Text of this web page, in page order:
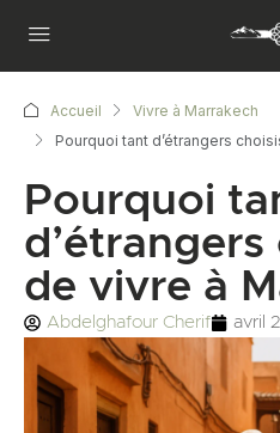
Accueil
Vivre à Marrakech
Pourquoi tant d’étrangers
Pourquoi
de vivre à
Abdelghafour Cherif avril